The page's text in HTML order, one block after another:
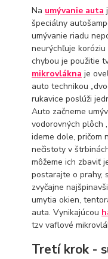
Na umývanie auta
špeciálny
umývanie riadu
neurýchľuje
chybou je použitie
mikrovlákna je
auto technikou
rukavice poslúži
Auto začneme
vodorovných plôch
ideme dole, pričom
nečistoty v
môžeme ich zbaviť
postarajte o prahy,
zvyčajne
umytia okien,
auta. Vynikajúcou
tzv vaflové
Tretí krok -